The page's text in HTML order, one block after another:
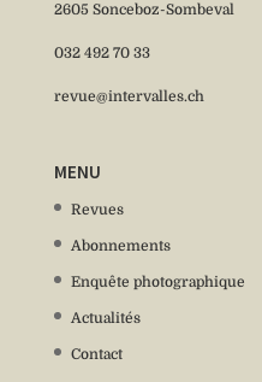
2605 Sonceboz-Sombeval
032 492 70 33
revue@intervalles.ch
MENU
Revues
Abonnements
Enquête photographique
Actualités
Contact